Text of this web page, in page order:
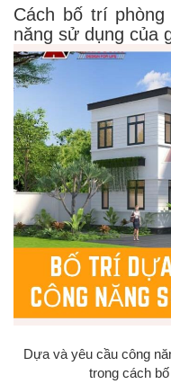
Cách bố trí
năng sử dụng của
Dựa và yêu cầu công
trong cách